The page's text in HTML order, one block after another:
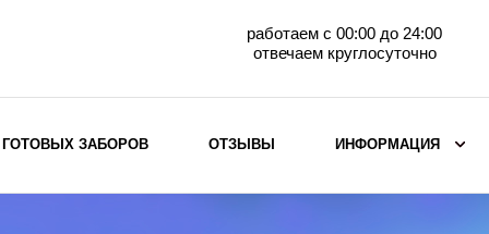
работаем с 00:00 до 24:00
отвечаем круглосуточно
ГОТОВЫХ ЗАБОРОВ ОТЗЫВЫ ИНФОРМАЦИЯ